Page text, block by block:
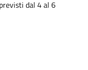
dal 4 al 6